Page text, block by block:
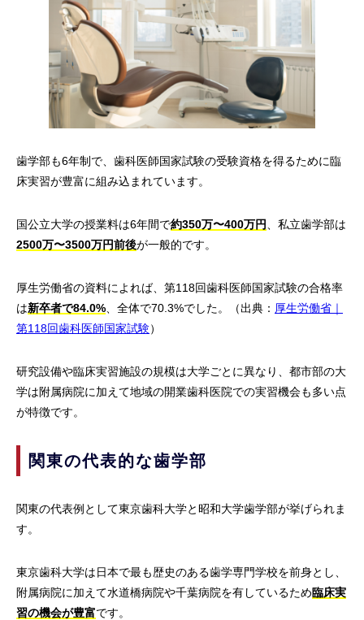
歯学部も6年制で、歯科医師国家試験の受験資格を得るために臨
床実習が豊富に組み込まれています。
国公立大学の授業料は6年間で約350万〜400万円
、私立歯学部は
2500万〜3500万円前後が一般的です。
厚生労働省の資料によれば、第118回歯科医師国家試験の合格率
は新卒者で84.0% 、全体で70.3%でした。（出典： 厚生労働省｜
第118回歯科医師国家試験）
研究設備や臨床実習施設の規模は大学ごとに異なり、都市部の大
学は附属病院に加えて地域の開業歯科医院での実習機会も多い点
が特徴です。
関東の代表的な歯学部
関東の代表例として東京歯科大学と昭和大学歯学部が挙げられま
す。
東京歯科大学は日本で最も歴史のある歯学専門学校を前身とし、
附属病院に加えて水道橋病院や千葉病院を有しているため臨床実
習の機会が豊富です。